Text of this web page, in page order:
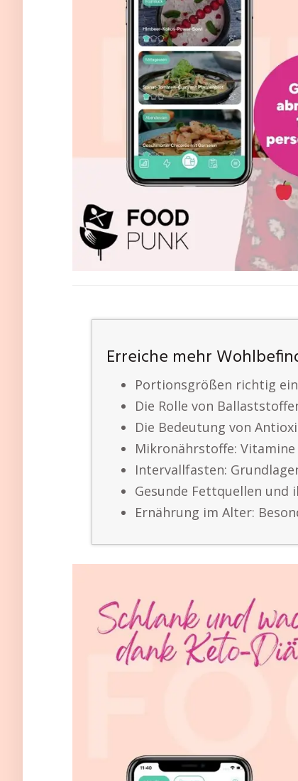
Erreiche mehr
Portionsgrößen richtig
Die Rolle von
Die Bedeutung von
Mikronährstoffe:
Intervallfasten:
Gesunde Fettquellen und
Ernährung im Alter: